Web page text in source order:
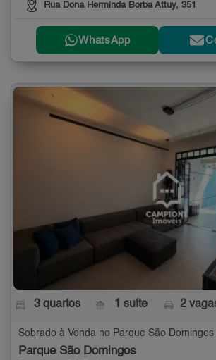
Rua Dona Herminda Borba Attuy, 351
WhatsApp
3 quartos 1 suíte 2
Parque São Domingos